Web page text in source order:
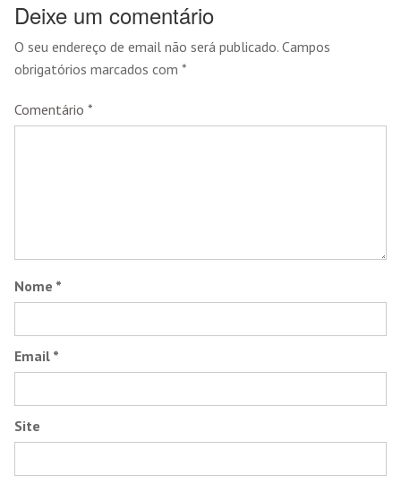
Deixe um comentário
O seu endereço de email não será publicado. Campos
obrigatórios marcados com *
Comentário *
Nome *
Email *
Site